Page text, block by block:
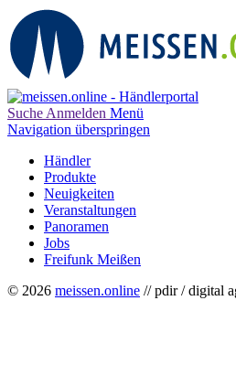
Suche Anmelden Menü
Navigation überspringen
Händler
Produkte
Neuigkeiten
Veranstaltungen
Panoramen
Jobs
Freifunk Meißen
© 2026 meissen.online // pdir / digital